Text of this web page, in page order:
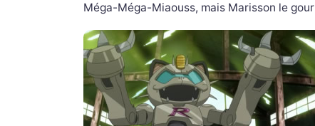
Méga-Méga-Miaouss, mais Marisson le